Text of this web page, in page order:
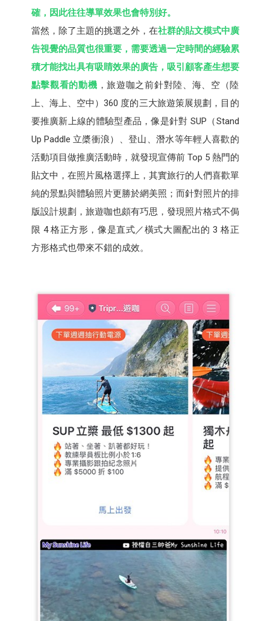
確，因此往往導單效果也會特別好。
當然，除了主題的挑選之外，在社群的貼文模式中廣
告視覺的品質也很重要，需要透過一定時間的經驗累
積才能找出具有吸睛效果的廣告，吸引顧客產生想要
點擊觀看的動機 ，旅遊咖之前針對陸、海、空（陸
上、海上、空中）360 度的三大旅遊策展規劃，目的
要推廣新上線的體驗型產品，像是針對 SUP（Stand
Up Paddle 立槳衝浪）、登山、潛水等年輕人喜歡的
活動項目做推廣活動時，就發現宣傳前 Top 5 熱門的
貼文中，在照片風格選擇上，其實旅行的人們喜歡單
純的景點與體驗照片更勝於網美照；而針對照片的排
版設計規劃，旅遊咖也頗有巧思，發現照片格式不侷
限 4 格正方形，像是直式／橫式大圖配出的 3 格正
方形格式也帶來不錯的成效。